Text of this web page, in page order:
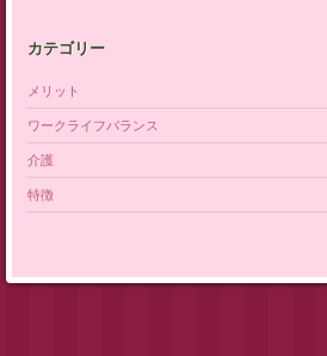
カテゴリー
メリット
ワークライフバランス
介護
特徴